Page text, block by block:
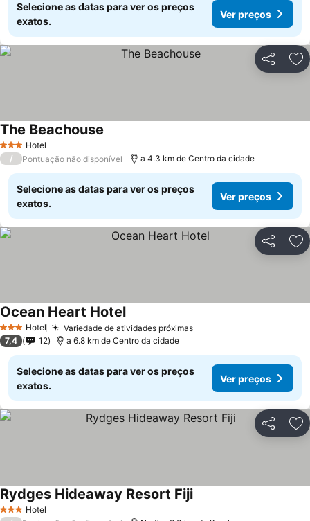
Selecione as datas para ver os preços
exatos.
Ver preços
Partilhar
3 EstrelasHotel
The Beachouse
/ Pontuação não disponível a 4.3 km de Centro da cidade
Selecione as datas para ver os preços
exatos.
Ver preços
Partilhar
3 EstrelasHotel Variedade de atividades próximas
Ocean Heart Hotel
7,4 12 a 6.8 km de Centro da cidade
Selecione as datas para ver os preços
exatos.
Ver preços
Partilhar
3 EstrelasHotel
Rydges Hideaway Resort Fiji